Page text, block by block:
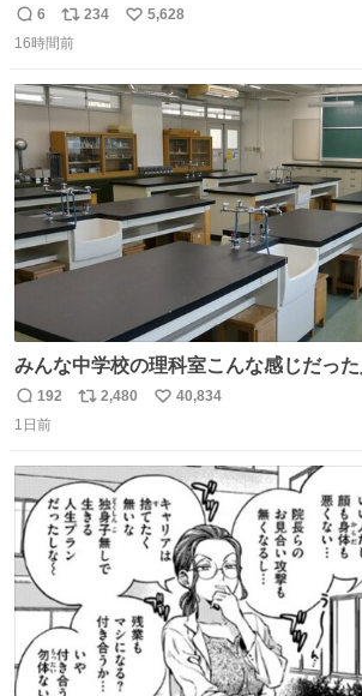
長の息子に恋文を書いたら翌日村の共用
たときの顔になった
返
信
6
リ
ポ
ト
234
い
数
5,628
16時間前
みんな中学校の理科室こんな感じだった
返
信
192
リ
ト
数
2,480
い
数
40,834
1日前